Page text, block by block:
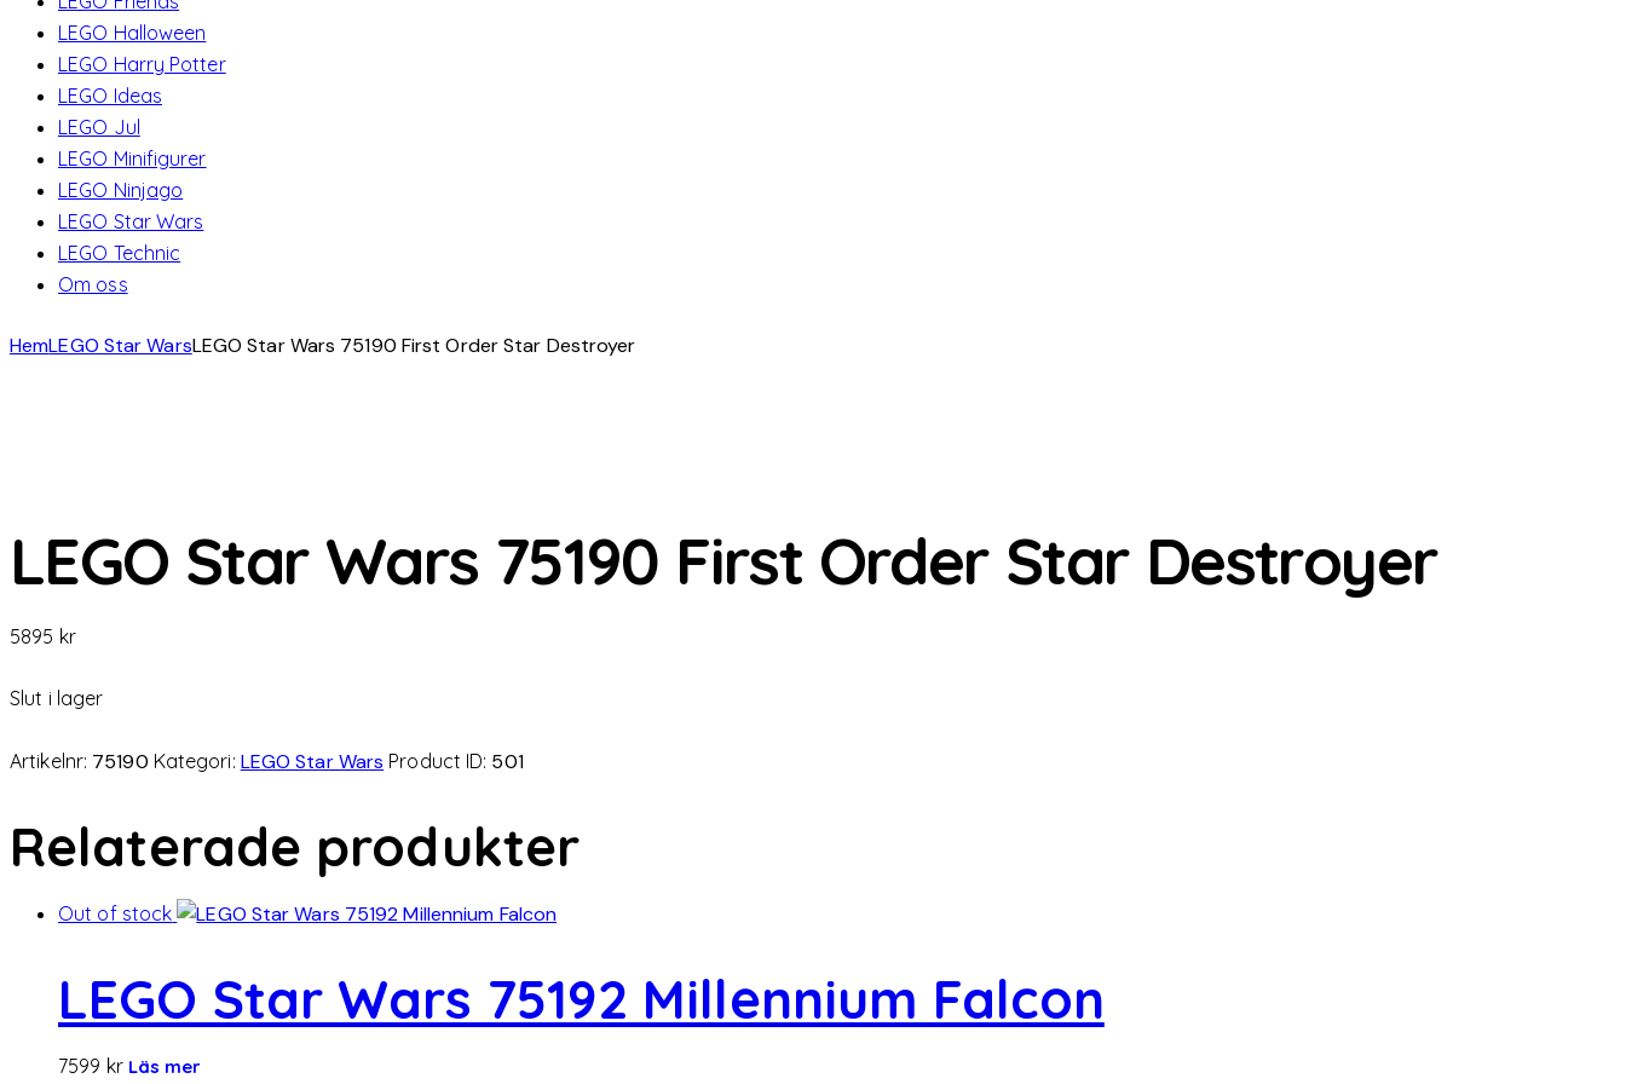
LEGO Halloween
LEGO Harry Potter
LEGO Ideas
LEGO Jul
LEGO Minifigurer
LEGO Ninjago
LEGO Star Wars
LEGO Technic
Om oss
HemLEGO Star WarsLEGO Star Wars 75190 First Order Star Destroyer
LEGO Star Wars 75190 First Order Star Destroyer
5895 kr
Slut i lager
Artikelnr: 75190 Kategori: LEGO Star Wars Product ID: 501
Relaterade produkter
Out of stock
LEGO Star Wars 75192 Millennium Falcon
7599 kr Läs mer